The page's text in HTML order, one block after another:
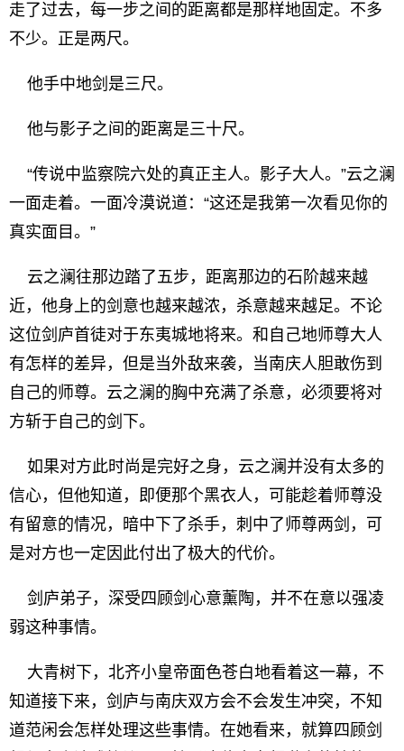
走了过去，每一步之间的距离都是那样地固定。不多
不少。正是两尺。
他手中地剑是三尺。
他与影子之间的距离是三十尺。
“传说中监察院六处的真正主人。影子大人。”云之澜
一面走着。一面冷漠说道：“这还是我第一次看见你的
真实面目。”
云之澜往那边踏了五步，距离那边的石阶越来越
近，他身上的剑意也越来越浓，杀意越来越足。不论
这位剑庐首徒对于东夷城地将来。和自己地师尊大人
有怎样的差异，但是当外敌来袭，当南庆人胆敢伤到
自己的师尊。云之澜的胸中充满了杀意，必须要将对
方斩于自己的剑下。
如果对方此时尚是完好之身，云之澜并没有太多的
信心，但他知道，即便那个黑衣人，可能趁着师尊没
有留意的情况，暗中下了杀手，刺中了师尊两剑，可
是对方也一定因此付出了极大的代价。
剑庐弟子，深受四顾剑心意薰陶，并不在意以强凌
弱这种事情。
大青树下，北齐小皇帝面色苍白地看着这一幕，不
知道接下来，剑庐与南庆双方会不会发生冲突，不知
道范闲会怎样处理这些事情。在她看来，就算四顾剑